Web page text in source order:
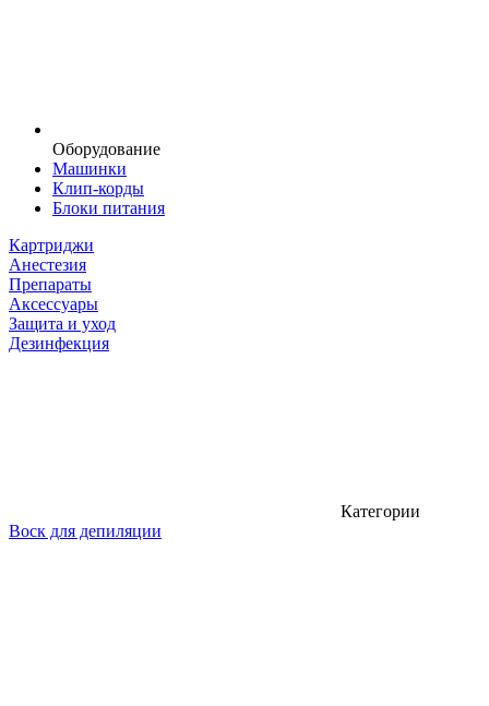
Оборудование
Машинки
Клип-корды
Блоки питания
Картриджи
Анестезия
Препараты
Аксессуары
Защита и уход
Дезинфекция
Категории
Воск для депиляции